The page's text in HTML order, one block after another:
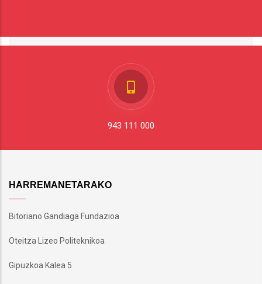
943 111 000
HARREMANETARAKO
Bitoriano Gandiaga Fundazioa
Oteitza Lizeo Politeknikoa
Gipuzkoa Kalea 5